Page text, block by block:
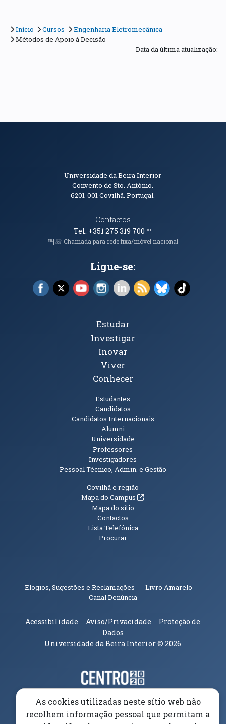
Início Cursos
Engenharia Eletromecânica
Métodos de Apoio à Decisão
Data da última atualização:
Informações de Contacto
Universidade da Beira Interior
Convento de Sto. António.
6201-001Covilhã. Portugal.
Contactos
Tel. +351 275 319 700℡
℡|☏ Chamada para rede fixa/móvel nacional
Ligue-se:
Facebook (abre em nova janela)
X (abre em nova janela)
YouTube (abre em nova janela)
Instagram (abre em nova janela)
LinkedIn (abre em nova
RSS (abre em nova
Bluesky (abre
TikTok
Tópicos Principais
Estudar
Investigar
Inovar
Viver
Conhecer
Estudantes
Candidatos
Candidatos Internacionais
Alumni
Universidade
Professores
Investigadores
Pessoal Técnico, Admin. e Gestão
Informações Adicionais
Covilhã e região
Mapa do Campus(abre em nova janela)
Mapa do sítio
Contactos
Lista Telefónica
Procurar
Elogios, Sugestões e Reclamações Livro Amarelo
Canal Denúncia(abre em nova janela)
Acessibilidade Aviso/Privacidade
Proteção de
Dados
Universidade da Beira Interior© 2026
Parceiros e Financiadores
(abre em nova janela)
(abre em nova janela)
As cookies utilizadas neste sítio web não
recolhem informação pessoal que permitam a